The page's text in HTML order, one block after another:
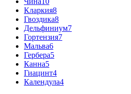
Кларкия8
Гвоздика8
Дельфиниум7
Гортензия7
Мальва6
Гербера5
Канна5
Гиацинт4
Календула4